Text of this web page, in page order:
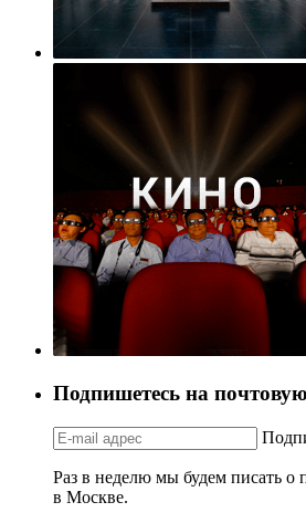
Подпишетесь на
Раз в неделю мы будем писать о
в Москве.